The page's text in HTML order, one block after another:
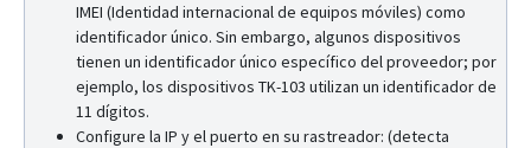
IMEI (Identidad internacional de equipos móviles) como
identificador único. Sin embargo, algunos dispositivos
tienen un identificador único específico del proveedor; por
ejemplo, los dispositivos TK-103 utilizan un identificador de
11 dígitos.
Configure la IP y el puerto en su rastreador: (detecta